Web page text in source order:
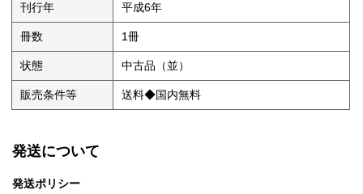
刊行年 平成6年
冊数 1冊
状態 中古品（並）
販売条件等 送料◆国内無料
発送について
発送ポリシー